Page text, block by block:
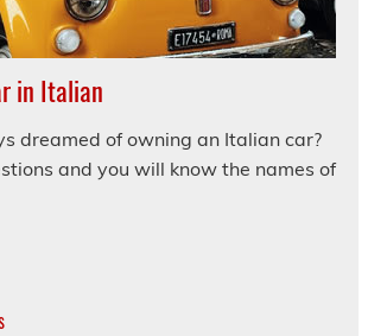
in Italian
dreamed of owning an Italian car?
and you will know the names of